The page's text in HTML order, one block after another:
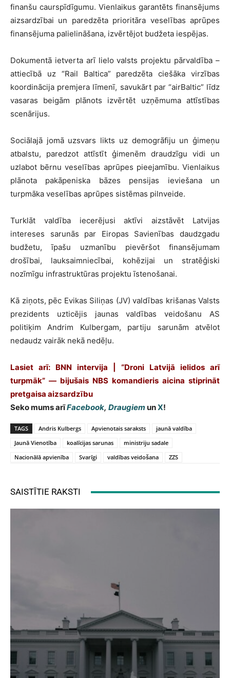
finanšu caurspīdīgumu. Vienlaikus garantēts finansējums
aizsardzībai un paredzēta prioritāra veselības aprūpes
finansējuma palielināšana, izvērtējot budžeta iespējas.
Dokumentā ietverta arī lielo valsts projektu pārvaldība –
attiecībā uz “Rail Baltica” paredzēta ciešāka virzības
koordinācija premjera līmenī, savukārt par “airBaltic” līdz
vasaras beigām plānots izvērtēt uzņēmuma attīstības
scenārijus.
Sociālajā jomā uzsvars likts uz demogrāfiju un ģimeņu
atbalstu, paredzot attīstīt ģimenēm draudzīgu vidi un
uzlabot bērnu veselības aprūpes pieejamību. Vienlaikus
plānota pakāpeniska bāzes pensijas ieviešana un
turpmāka veselības aprūpes sistēmas pilnveide.
Turklāt valdība iecerējusi aktīvi aizstāvēt Latvijas
intereses sarunās par Eiropas Savienības daudzgadu
budžetu, īpašu uzmanību pievēršot finansējumam
drošībai, lauksaimniecībai, kohēzijai un stratēģiski
nozīmīgu infrastruktūras projektu īstenošanai.
Kā ziņots, pēc Evikas Siliņas (JV) valdības krišanas Valsts
prezidents uzticējis jaunas valdības veidošanu AS
politiķim Andrim Kulbergam, partiju sarunām atvēlot
nedaudz vairāk nekā nedēļu.
Lasiet arī: BNN intervija | “Droni Latvijā ielidos arī
turpmāk” — bijušais NBS komandieris aicina stiprināt
pretgaisa aizsardzību
Seko mums arīFacebook, Draugiem unX!
TAGS Andris Kulbergs Apvienotais saraksts
jaunā valdība
Jaunā Vienotība
koalīcijas sarunas
ministriju sadale
Nacionālā apvienība
Svarīgi valdības veidošana ZZS
SAISTĪTIE RAKSTI